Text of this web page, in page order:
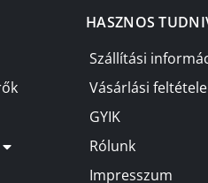
HASZNOS
Szállítási
Vásárlási
GYIK
Rólunk
Impresszum